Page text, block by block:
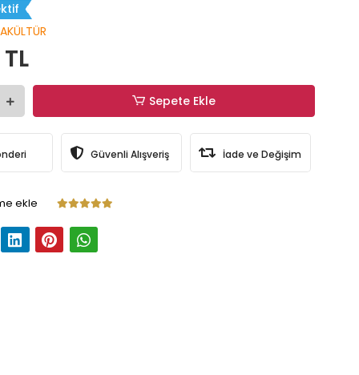
Sepete Ekle
Güvenli Alışveriş İade ve Değişim
ekle